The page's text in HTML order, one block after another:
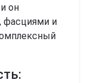
он
фасциями и